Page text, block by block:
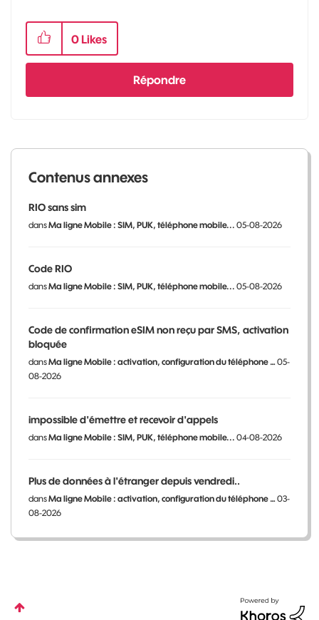
0 Likes
Répondre
Contenus annexes
RIO sans sim
dansMa ligne Mobile : SIM, PUK, téléphone mobile... 05-08-2026
Code RIO
dansMa ligne Mobile : SIM, PUK, téléphone mobile... 05-08-2026
Code de confirmation eSIM non reçu par SMS, activation
bloquée
dansMa ligne Mobile : activation, configuration du téléphone … 05-
08-2026
impossible d'émettre et recevoir d'appels
dansMa ligne Mobile : SIM, PUK, téléphone mobile... 04-08-2026
Plus de données à l'étranger depuis vendredi..
dansMa ligne Mobile : activation, configuration du téléphone … 03-
08-2026